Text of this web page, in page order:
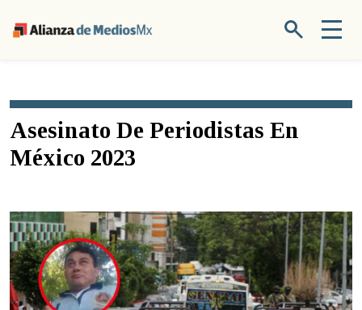
Asesinato De Periodistas En
México 2023